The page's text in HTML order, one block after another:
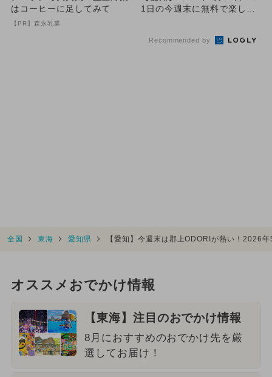
はコーヒーに足してみて
【PR】森永乳業
1日の今週末に無料で楽しめ
Recommended by
全国 東海 愛知県 【愛知】今週末は郡上ODORIが熱い！2026
オススメおでかけ情報
【東海】注目のおでかけ情報
8月におすすめのおでかけ先を厳
選してお届け！